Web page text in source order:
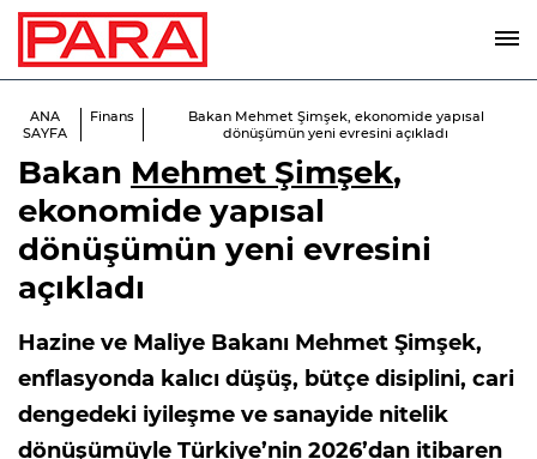
ANA
SAYFA
Finans
Bakan Mehmet Şimşek, ekonomide yapısal
dönüşümün yeni evresini açıkladı
Bakan Mehmet Şimşek,
ekonomide yapısal
dönüşümün yeni evresini
açıkladı
Hazine ve Maliye Bakanı Mehmet Şimşek,
enflasyonda kalıcı düşüş, bütçe disiplini, cari
dengedeki iyileşme ve sanayide nitelik
dönüşümüyle Türkiye’nin 2026’dan itibaren